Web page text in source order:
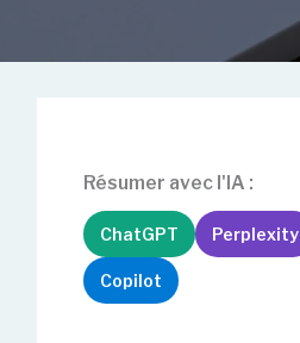
Résumer avec l'IA :
ChatGPT Perplexity
Copilot